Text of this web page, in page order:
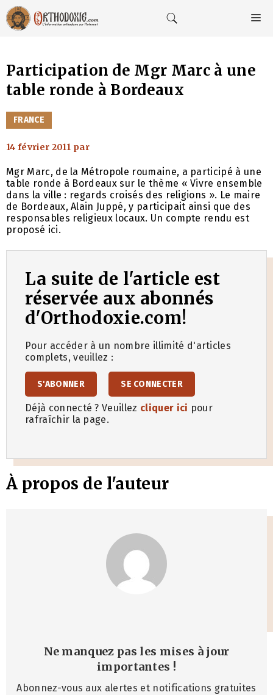
Aller
au
contenu
Participation de Mgr Marc à une
table ronde à Bordeaux
CATÉGORIES
FRANCE
14 février 2011 par
Mgr Marc, de la Métropole roumaine, a participé à une
table ronde à Bordeaux sur le thème « Vivre ensemble
dans la ville : regards croisés des religions ». Le maire
de Bordeaux, Alain Juppé, y participait ainsi que des
responsables religieux locaux. Un compte rendu est
proposé ici.
La suite de l'article est
réservée aux abonnés
d'Orthodoxie.com!
Pour accéder à un nombre illimité d'articles
complets, veuillez :
S'ABONNER SE CONNECTER
Déjà connecté ? Veuillez cliquer ici pour
rafraîchir la page.
À propos de l'auteur
Ne manquez pas les mises à jour
importantes !
Abonnez-vous aux alertes et notifications gratuites